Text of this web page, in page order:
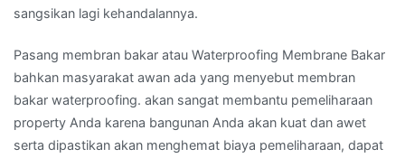
sangsikan lagi kehandalannya.
Pasang membran bakar atau Waterproofing Membrane Bakar
bahkan masyarakat awan ada yang menyebut membran
bakar waterproofing. akan sangat membantu pemeliharaan
property Anda karena bangunan Anda akan kuat dan awet
serta dipastikan akan menghemat biaya pemeliharaan, dapat